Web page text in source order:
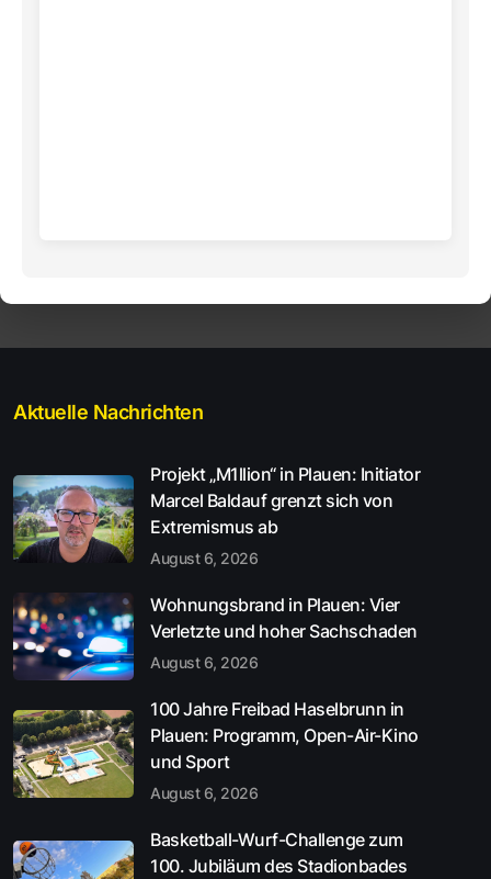
Aktuelle Nachrichten
Projekt „M1llion“ in Plauen: Initiator
Marcel Baldauf grenzt sich von
Extremismus ab
August 6, 2026
Wohnungsbrand in Plauen: Vier
Verletzte und hoher Sachschaden
August 6, 2026
100 Jahre Freibad Haselbrunn in
Plauen: Programm, Open-Air-Kino
und Sport
August 6, 2026
Basketball-Wurf-Challenge zum
100. Jubiläum des Stadionbades